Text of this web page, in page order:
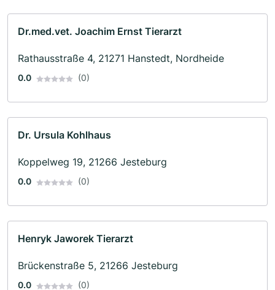
Dr.med.vet. Joachim Ernst Tierarzt
Rathausstraße 4, 21271 Hanstedt, Nordheide
0.0 (0)
Dr. Ursula Kohlhaus
Koppelweg 19, 21266 Jesteburg
0.0 (0)
Henryk Jaworek Tierarzt
Brückenstraße 5, 21266 Jesteburg
0.0 (0)